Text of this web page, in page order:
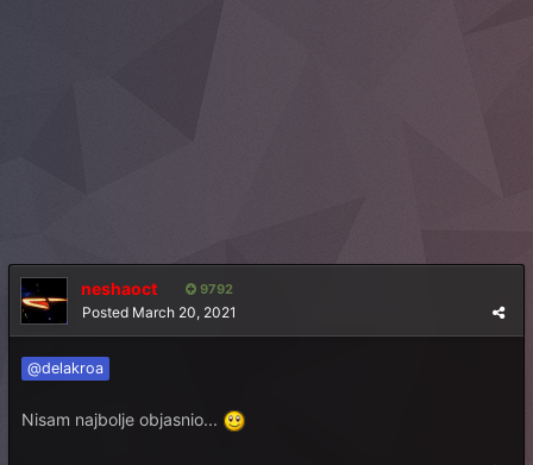
neshaoct 9792
Posted March 20, 2021
@delakroa
Nisam najbolje objasnio...